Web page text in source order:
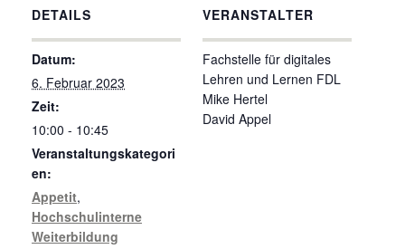
DETAILS
Datum:
6. Februar 2023
Zeit:
10:00 - 10:45
Veranstaltungskategori
en:
Appetit,
Hochschulinterne
Weiterbildung
VERANSTALTER
Fachstelle für digitales
Lehren und Lernen FDL
Mike Hertel
David Appel